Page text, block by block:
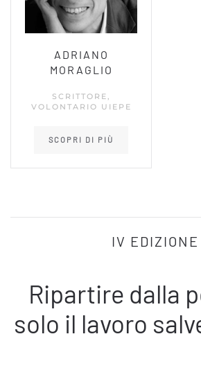
ADRIANO
MORAGLIO
SCRITTORE,
VOLONTARIO UIEPE
SCOPRI DI PIÙ
IV EDIZIONE
Ripartire dalla
solo il lavoro